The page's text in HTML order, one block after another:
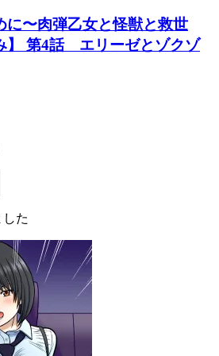
に〜肉弾乙女と怪獣と救世
】 第4話 エリーゼとゾクゾ
た